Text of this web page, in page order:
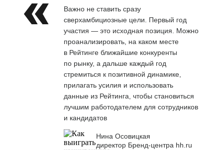
Важно не ставить сразу
сверхамбициозные цели. Первый год
участия — это исходная позиция. Можно
проанализировать, на каком месте
в Рейтинге ближайшие конкуренты
по рынку, а дальше каждый год
стремиться к позитивной динамике,
прилагать усилия и использовать
данные из Рейтинга, чтобы становиться
лучшим работодателем для сотрудников
и кандидатов
Нина Осовицкая
директор Бренд-центра hh.ru